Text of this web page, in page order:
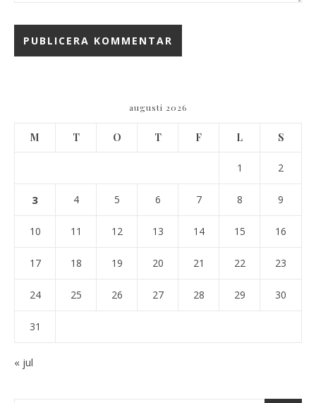
augusti 2026
M T O T F L S
1 2
3 4 5 6 7 8 9
10 11 12 13 14 15 16
17 18 19 20 21 22 23
24 25 26 27 28 29 30
31
« jul